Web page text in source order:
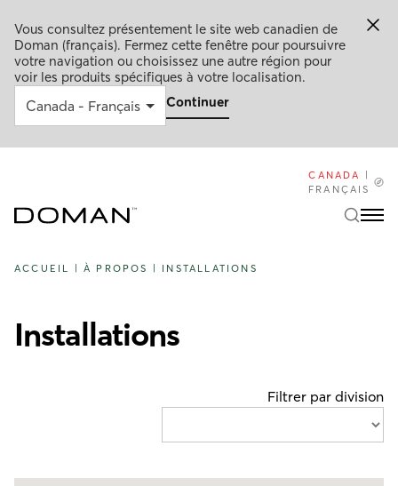
Vous consultez présentement le site web canadien de
Doman (français). Fermez cette fenêtre pour poursuivre
votre navigation ou choisissez une autre région pour
voir les produits spécifiques à votre localisation.
Continuer
CANADA
FRANÇAIS
ACCUEIL |À PROPOS INSTALLATIONS
Installations
Filtrer par division